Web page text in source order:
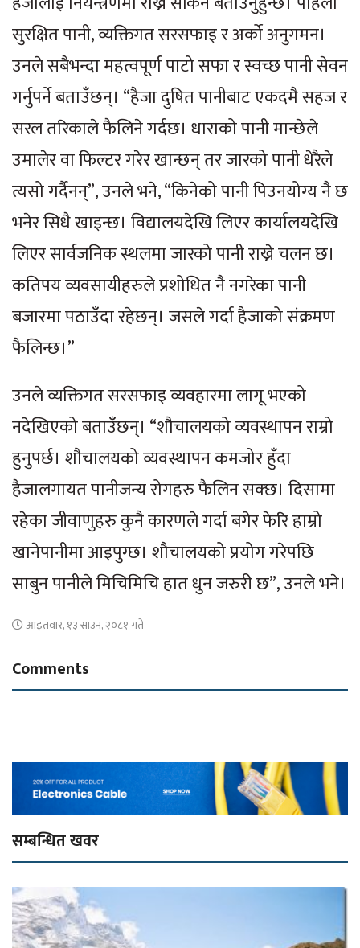
सुरक्षित पानी, व्यक्तिगत सरसफाइ र अर्को अनुगमन।
उनले सबैभन्दा महत्वपूर्ण पाटो सफा र स्वच्छ पानी सेवन
गर्नुपर्ने बताउँछन्। “हैजा दुषित पानीबाट एकदमै सहज र
सरल तरिकाले फैलिने गर्दछ। धाराको पानी मान्छेले
उमालेर वा फिल्टर गरेर खान्छन् तर जारको पानी धेरैले
त्यसो गर्दैनन्”, उनले भने, “किनेको पानी पिउनयोग्य नै छ
भनेर सिधै खाइन्छ। विद्यालयदेखि लिएर कार्यालयदेखि
लिएर सार्वजनिक स्थलमा जारको पानी राख्ने चलन छ।
कतिपय व्यवसायीहरुले प्रशोधित नै नगरेका पानी
बजारमा पठाउँदा रहेछन्। जसले गर्दा हैजाको संक्रमण
फैलिन्छ।”
उनले व्यक्तिगत सरसफाइ व्यवहारमा लागू भएको
नदेखिएको बताउँछन्। “शौचालयको व्यवस्थापन राम्रो
हुनुपर्छ। शौचालयको व्यवस्थापन कमजोर हुँदा
हैजालगायत पानीजन्य रोगहरु फैलिन सक्छ। दिसामा
रहेका जीवाणुहरु कुनै कारणले गर्दा बगेर फेरि हाम्रो
खानेपानीमा आइपुग्छ। शौचालयको प्रयोग गरेपछि
साबुन पानीले मिचिमिचि हात धुन जरुरी छ”, उनले भने।
आइतवार, १३ साउन, २०८१ गते
Comments
सम्बन्धित खवर